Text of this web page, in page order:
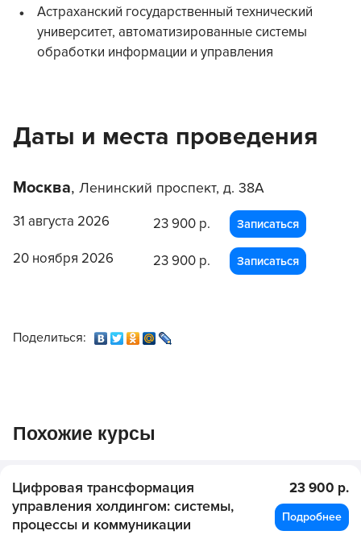
Астраханский государственный технический
университет, автоматизированные системы
обработки информации и управления
Даты и места проведения
Москва, Ленинский проспект, д. 38А
31 августа 2026 23 900 р. Записаться
20 ноября 2026 23 900 р. Записаться
Поделиться:
Похожие курсы
Цифровая трансформация
управления холдингом: системы,
процессы и коммуникации
23 900 р.
Подробнее